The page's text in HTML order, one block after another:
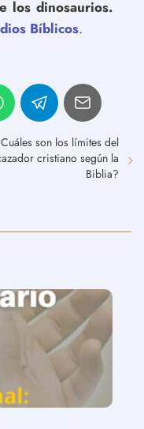
los dinosaurios.
Bíblicos.
son los límites del
cristiano según la
Biblia?